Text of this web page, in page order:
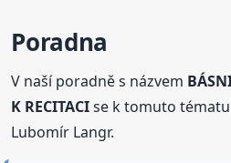
Poradna
V naší poradně s názvem
K RECITACIse k tomuto
Lubomír Langr.